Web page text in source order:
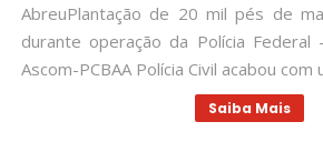
AbreuPlantação de 20 mil pés de
durante operação da Polícia Federal
Ascom-PCBAA Polícia Civil acabou com
Saiba Mais